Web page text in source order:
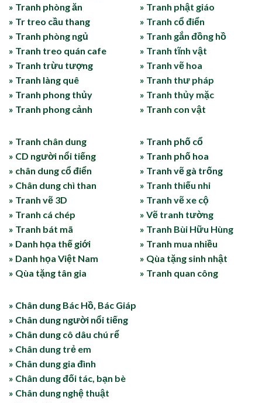
» Tranh phòng ăn
» Tr treo cầu thang
» Tranh phòng ngủ
» Tranh treo quán cafe
» Tranh trừu tượng
» Tranh làng quê
» Tranh phong thủy
» Tranh phong cảnh
» Tranh phật giáo
» Tranh cổ điển
» Tranh gắn đồng hồ
» Tranh tĩnh vật
» Tranh vẽ hoa
» Tranh thư pháp
» Tranh thủy mặc
» Tranh con vật
» Tranh chân dung
» CD người nổi tiếng
» chân dung cổ điển
» Chân dung chì than
» Tranh vẽ 3D
» Tranh cá chép
» Tranh bát mã
» Danh họa thế giới
» Danh họa Việt Nam
» Qùa tặng tân gia
» Tranh phố cổ
» Tranh phố hoa
» Tranh vẽ gà trống
» Tranh thiếu nhi
» Tranh vẽ xe cộ
» Vẽ tranh tường
» Tranh Bùi Hữu Hùng
» Tranh mua nhiều
» Qùa tặng sinh nhật
» Tranh quan công
» Chân dung Bác Hồ, Bác Giáp
» Chân dung người nổi tiếng
» Chân dung cô dâu chú rể
» Chân dung trẻ em
» Chân dung gia đình
» Chân dung đối tác, bạn bè
» Chân dung nghệ thuật